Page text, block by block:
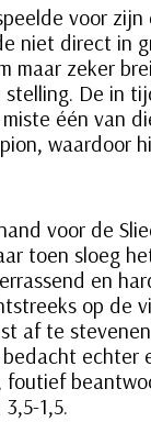
voor
niet direct in
maar zeker
De in
één van
waardoor
voor de
toen sloeg
en
op de
af te
echter
foutief
1,5.